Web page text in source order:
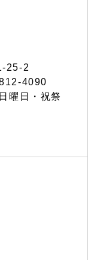
25-2
4090
曜日・祝祭